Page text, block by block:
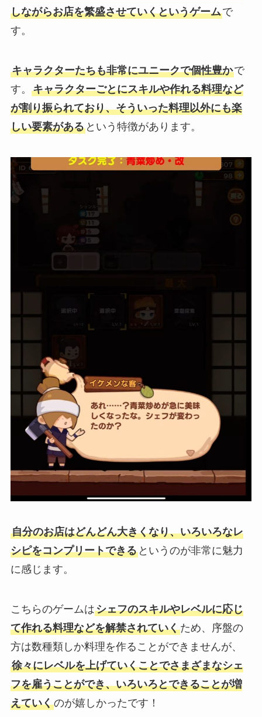
しながらお店を繁盛させていくというゲームで
す。
キャラクターたちも非常にユニークで個性豊かで
す。 キャラクターごとにスキルや作れる料理など
が割り振られており、そういった料理以外にも楽
しい要素があるという特徴があります。
自分のお店はどんどん大きくなり、いろいろなレ
シピをコンプリートできるというのが非常に魅力
に感じます。
こちらのゲームはシェフのスキルやレベルに応じ
て作れる料理などを解禁されていくため、序盤の
方は数種類しか料理を作ることができませんが、
徐々にレベルを上げていくことでさまざまなシェ
フを雇うことができ、いろいろとできることが増
えていくのが嬉しかったです！